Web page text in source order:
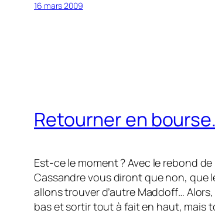
16 mars 2009
Retourner en
Est-ce le moment ? Avec le rebond
Cassandre vous diront que non, que
allons trouver d’autre Maddoff…
bas et sortir tout à fait en haut, mais